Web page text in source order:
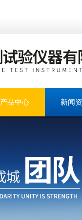
产品中心 新闻